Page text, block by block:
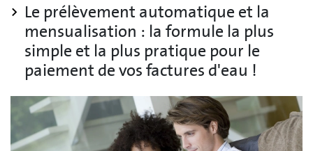
Le prélèvement automatique et la
mensualisation : la formule la plus
simple et la plus pratique pour le
paiement de vos factures d'eau !